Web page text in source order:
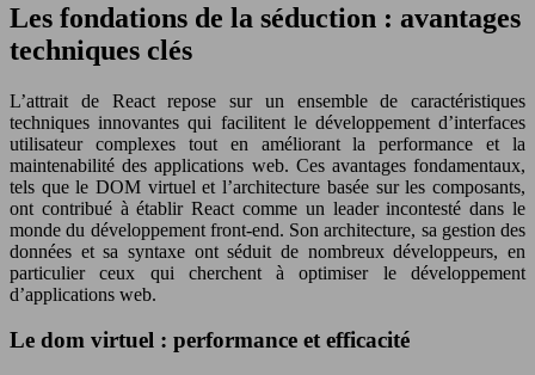
Les fondations de la séduction : avantages
techniques clés
L’attrait de React repose sur un ensemble de caractéristiques
techniques innovantes qui facilitent le développement d’interfaces
utilisateur complexes tout en améliorant la performance et la
maintenabilité des applications web. Ces avantages fondamentaux,
tels que le DOM virtuel et l’architecture basée sur les composants,
ont contribué à établir React comme un leader incontesté dans le
monde du développement front-end. Son architecture, sa gestion des
données et sa syntaxe ont séduit de nombreux développeurs, en
particulier ceux qui cherchent à optimiser le développement
d’applications web.
Le dom virtuel : performance et efficacité